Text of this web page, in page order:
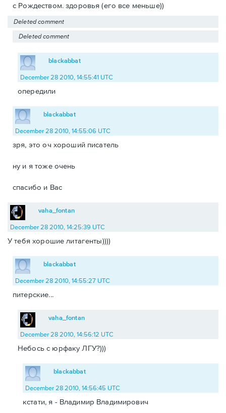
с Рождеством. здоровья (его все меньше))
Deleted comment
Deleted comment
blackabbat
December 28 2010, 14:55:41 UTC
опередили
blackabbat
December 28 2010, 14:55:06 UTC
зря, это оч хороший писатель
ну и я тоже очень
спасибо и Вас
vaha_fontan
December 28 2010, 14:25:39 UTC
У тебя хорошие литагенты))))
blackabbat
December 28 2010, 14:55:27 UTC
питерские...
vaha_fontan
December 28 2010, 14:56:12 UTC
Небось с юрфаку ЛГУ?)))
blackabbat
December 28 2010, 14:56:45 UTC
кстати, я - Владимир Владимирович